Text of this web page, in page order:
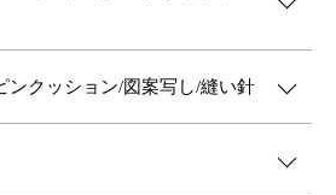
ンクッション/図案写し/縫い針